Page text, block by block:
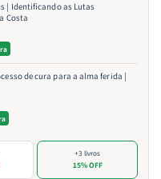
| Identificando as Lutas
Costa
de cura para a alma ferida |
+3 livros
15% OFF